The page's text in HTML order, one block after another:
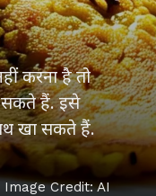
करना है तो
सकते हैं. इसे
आप चाय, दही या चटनी के साथ खा सकते हैं.
Image Credit: AI